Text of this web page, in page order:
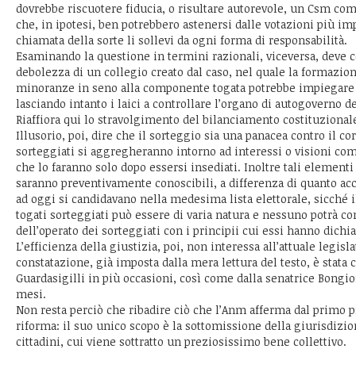
dovrebbe riscuotere fiducia, o risultare autorevole, un Csm
che, in ipotesi, ben potrebbero astenersi dalle votazioni più
chiamata della sorte li sollevi da ogni forma di responsabilità.
Esaminando la questione in termini razionali, viceversa, deve
debolezza di un collegio creato dal caso, nel quale la
minoranze in seno alla componente togata potrebbe
lasciando intanto i laici a controllare l’organo di autogoverno
Riaffiora qui lo stravolgimento del bilanciamento
Illusorio, poi, dire che il sorteggio sia una panacea contro il
sorteggiati si aggregheranno intorno ad interessi o visioni
che lo faranno solo dopo essersi insediati. Inoltre tali
saranno preventivamente conoscibili, a differenza di quanto
ad oggi si candidavano nella medesima lista elettorale,
togati sorteggiati può essere di varia natura e nessuno potrà
dell’operato dei sorteggiati con i principii cui essi hanno
L’efficienza della giustizia, poi, non interessa all’attuale
constatazione, già imposta dalla mera lettura del testo, è stata
Guardasigilli in più occasioni, così come dalla senatrice
mesi.
Non resta perciò che ribadire ciò che l’Anm afferma dal primo
riforma: il suo unico scopo è la sottomissione della
cittadini, cui viene sottratto un preziosissimo bene collettivo.